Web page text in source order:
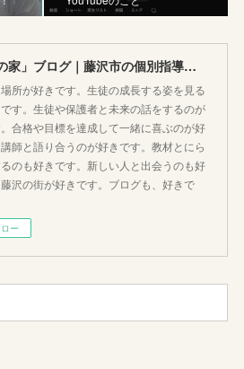
「第二の家」ブログ｜藤沢市の個別指導塾のお話
所が好きです。生徒の成長する姿を見る
す。生徒や保護者と未来の話をするのが
合格や目標を達成して一緒に喜ぶのが好
師と語り合うのが好きです。教材とにら
のも好きです。新しい人と出会うのも好
沢の街が好きです。ブログも、好きで
ー